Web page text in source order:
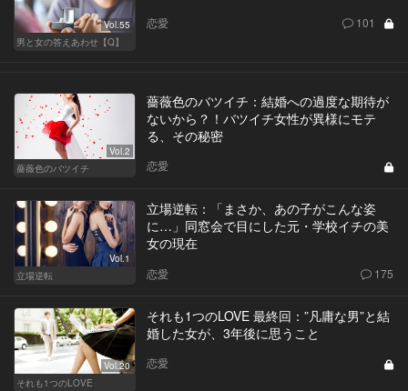
Vol.55
男と女の答えあわせ【Q】
恋愛 101
Vol.2
薔薇色のバツイチ
薔薇色のバツイチ：結婚への過度な期待が
ないから？！バツイチ女性が異様にモテ
る、その秘密
恋愛
Vol.1
立場逆転
立場逆転：「まさか、あの子がこんな姿
に…」同窓会で目にした元・学校イチの美
女の現在
恋愛 175
Vol.20
それも1つのLOVE
それも1つのLOVE 最終回：”凡庸な男”と結
婚した女が、3年後に思うこと
恋愛